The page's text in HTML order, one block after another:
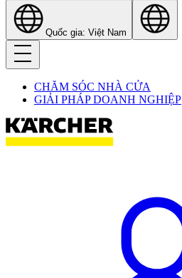
Quốc gia: Việt Nam
CHĂM SÓC NHÀ CỬA
GIẢI PHÁP DOANH NGHIỆP